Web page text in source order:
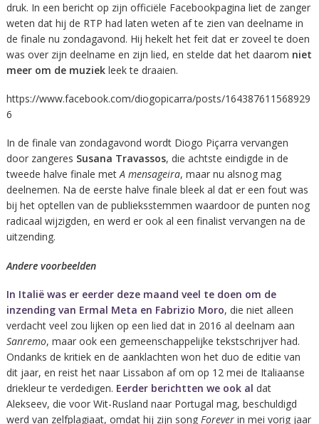
druk. In een bericht op zijn officiële Facebookpagina liet de zanger
weten dat hij de RTP had laten weten af te zien van deelname in
de finale nu zondagavond. Hij hekelt het feit dat er zoveel te doen
was over zijn deelname en zijn lied, en stelde dat het daarom niet
meer om de muziekleek te draaien.
https://www.facebook.com/diogopicarra/posts/164387611568929
6
In de finale van zondagavond wordt Diogo Piçarra vervangen
door zangeres Susana Travassos, die achtste eindigde in de
tweede halve finale metA mensageira, maar nu alsnog mag
deelnemen. Na de eerste halve finale bleek al dat er een fout was
bij het optellen van de publieksstemmen waardoor de punten nog
radicaal wijzigden, en werd er ook al een finalist vervangen na de
uitzending.
Andere voorbeelden
In Italië was er eerder deze maand veel te doen om de
inzending van Ermal Meta en Fabrizio Moro, die niet alleen
verdacht veel zou lijken op een lied dat in 2016 al deelnam aan
Sanremo, maar ook een gemeenschappelijke tekstschrijver had.
Ondanks de kritiek en de aanklachten won het duo de editie van
dit jaar, en reist het naar Lissabon af om op 12 mei de Italiaanse
driekleur te verdedigen. Eerder berichtten we ook al dat
Alekseev, die voor Wit-Rusland naar Portugal mag, beschuldigd
werd van zelfplagiaat, omdat hij zijn song Forever in mei vorig jaar